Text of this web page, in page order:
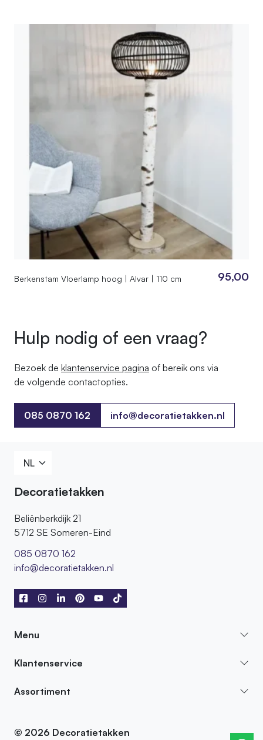
Berkenstam Vloerlamp hoog | Alvar | 110 cm 95,00
Hulp nodig of een vraag?
Bezoek de klantenservice pagina of bereik ons ​​via
de volgende contactopties.
085 0870 162
085 0870 162
info@decoratietakken.nl
Decoratietakken
Beliënberkdijk 21
5712 SE Someren-Eind
085 0870 162
info@decoratietakken.nl
Menu
Klantenservice
Assortiment
© 2026 Decoratietakken